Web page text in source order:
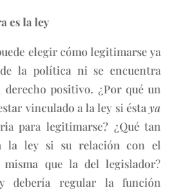
es la ley
elegir cómo legitimarse ya
la política ni se encuentra
positivo. ¿Por qué un
vinculado a la ley si éstaya
para legitimarse? ¿Qué tan
la ley si su relación con el
que la del legislador?
debería regular la función